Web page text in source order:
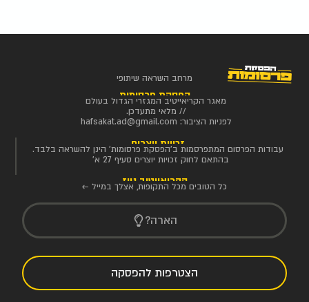
מרחב השראה שיתופי
הפסקת פרסומות
מאגר הקריאייטיב המגזרי הגדול בעולם
// מלאי מתעדכן.
לפניות הציבור: hafsakat.ad@gmail.com
זכויות יוצרים
עבודות הפרסום המתפרסמות ב'הפסקת פרסומות' הינן להשראה בלבד.
בהתאם לחוק זכויות יוצרים סעיף 27 א'
הקריאייטיב ניוז
כל הטובים מכל התקופות, אצלך במייל ←
הארה?
הצטרפות להפסקה